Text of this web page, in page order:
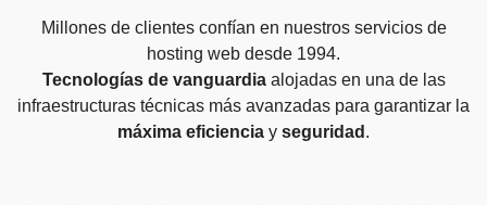
Millones de clientes confían en nuestros servicios de
hosting web desde 1994.
Tecnologías de vanguardiaalojadas en una de las
infraestructuras técnicas más avanzadas para garantizar la
máxima eficiencia y seguridad .